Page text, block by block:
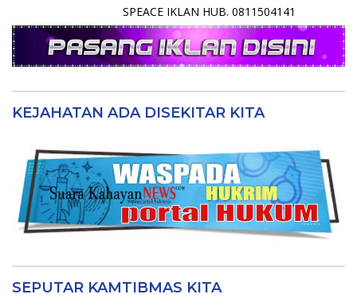
SPEACE IKLAN HUB. 0811504141
KEJAHATAN ADA DISEKITAR KITA
SEPUTAR KAMTIBMAS KITA